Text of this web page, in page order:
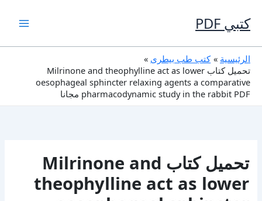
إلى
المحتوى
كتبي PDF
الرئيسية
كتب طب بيطرى
تحميل كتاب Milrinone and theophylline act as lower
oesophageal sphincter relaxing agents a comparative
pharmacodynamic study in the rabbit PDF مجانا
تحميل كتاب Milrinone and
theophylline act as lower